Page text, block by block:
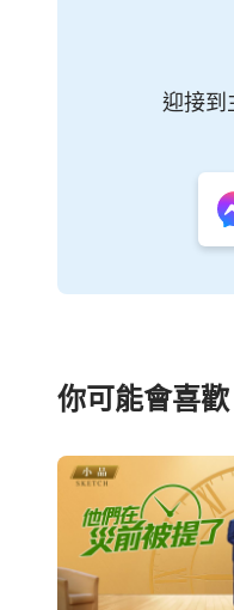
迎接到
你可能會喜歡